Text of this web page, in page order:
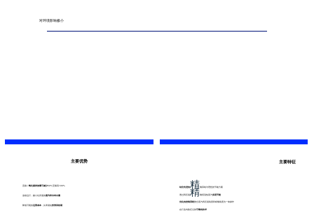
对环境影响极小
主要优势
直接二氧化碳排放量可减少50%至最高100%
连续运行，极小化所需的蒸汽和冷却水量
降低可观的运营成本 ，从而缩短投资回收期
主要特征
结合先进的精馏系統与理想的节能方案
透过再压缩 精馏塔顶热蒸汽 实现节能
优化的控制系统整合蒸汽再压缩装置和精馏装置为一体操作
在行业內验证过的 可靠的技术